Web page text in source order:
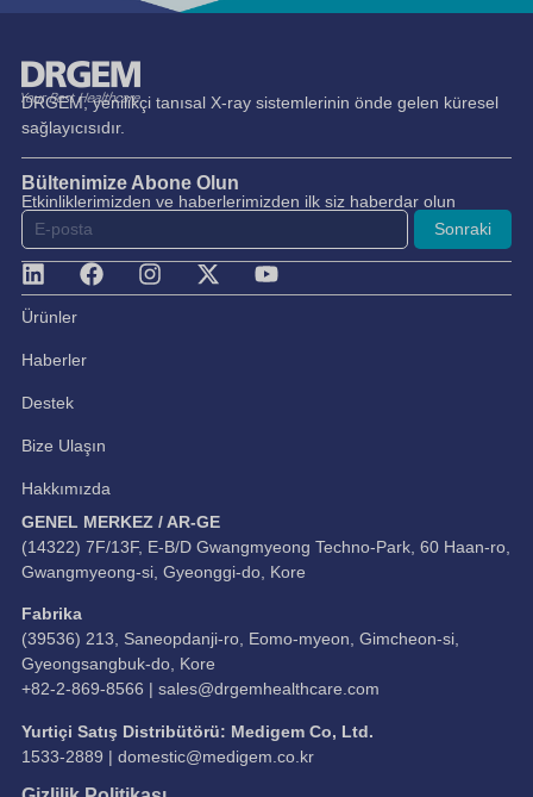
DRGEM, yenilikçi tanısal X-ray sistemlerinin önde gelen küresel
sağlayıcısıdır.
Bültenimize Abone Olun
Etkinliklerimizden ve haberlerimizden ilk siz haberdar olun
Sonraki
Ürünler
Haberler
Destek
Bize Ulaşın
Hakkımızda
GENEL MERKEZ / AR-GE
(14322) 7F/13F, E-B/D Gwangmyeong Techno-Park, 60 Haan-ro,
Gwangmyeong-si, Gyeonggi-do, Kore
Fabrika
(39536) 213, Saneopdanji-ro, Eomo-myeon, Gimcheon-si,
Gyeongsangbuk-do, Kore
+82-2-869-8566 | sales@drgemhealthcare.com
Yurtiçi Satış Distribütörü: Medigem Co, Ltd.
1533-2889 | domestic@medigem.co.kr